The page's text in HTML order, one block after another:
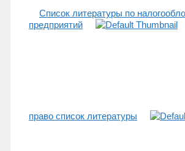
Список литературы по
предприятий
право список литературы